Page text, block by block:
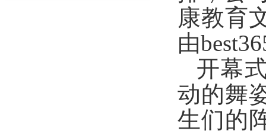
康教育
由
开幕
动的舞
生们的